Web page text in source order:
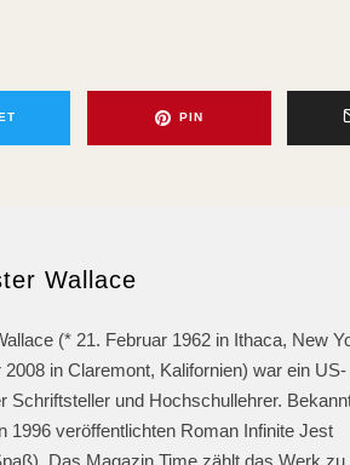
PIN
Wallace
(* 21. Februar 1962 in Ithaca, New
2008 in Claremont, Kalifornien) war ein US-
Schriftsteller und Hochschullehrer.
1996 veröffentlichten Roman Infinite Jest
Das Magazin Time zählt das Werk zu